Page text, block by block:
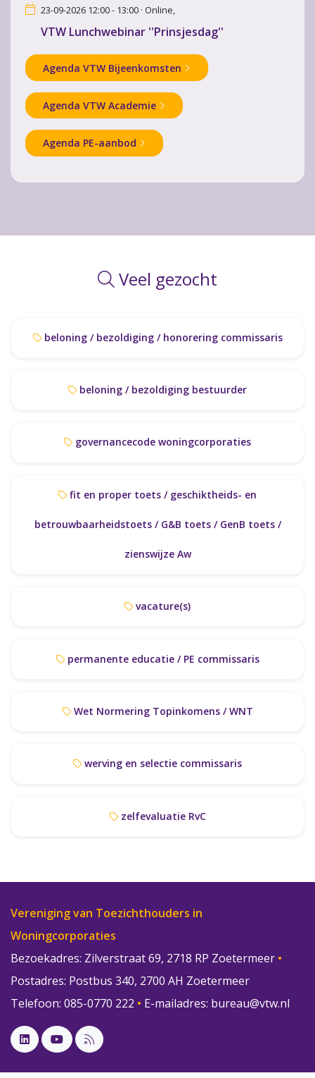
23-09-2026 12:00 - 13:00 · Online,
VTW Lunchwebinar ''Prinsjesdag''
Agenda VTW Bijeenkomsten
Agenda VTW Academie
Agenda PE-aanbod
Veel gezocht
beloning / bezoldiging / honorering commissaris
beloning / bezoldiging bestuurder
governancecode woningcorporaties
betrouwbaarheidstoets / G&B toets / GenB toets /
zienswijze Aw
vacature(s)
permanente educatie / PE commissaris
Wet Normering Topinkomens / WNT
werving en selectie commissaris
zelfevaluatie RvC
Vereniging van Toezichthouders in
Woningcorporaties
Bezoekadres: Zilverstraat 69, 2718 RP Zoetermeer •
Postadres: Postbus 340, 2700 AH Zoetermeer
Telefoon: 085-0770 222 • E-mailadres: bureau@vtw.nl